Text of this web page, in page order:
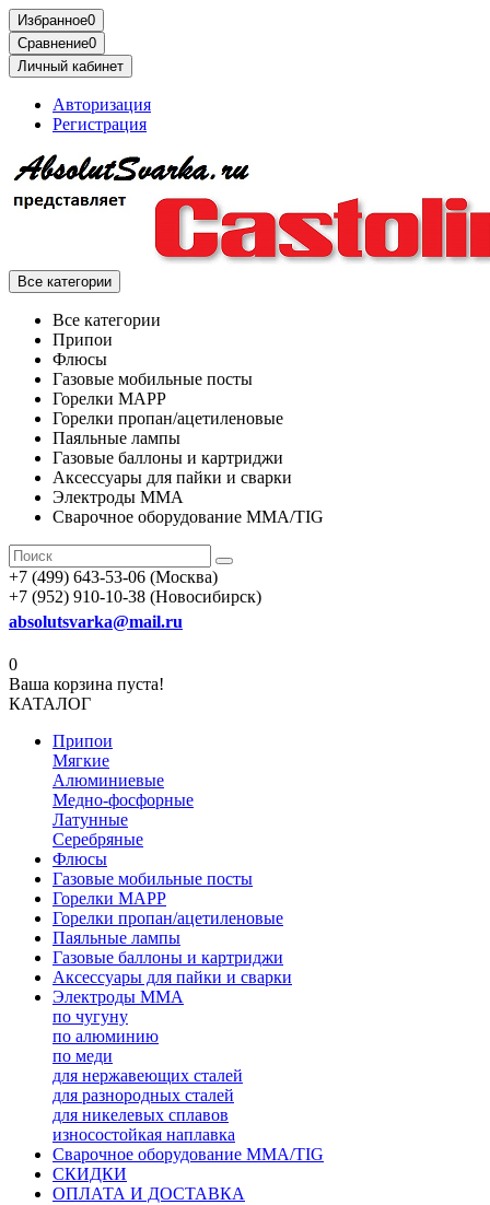
Избранное0
Сравнение0
Личный кабинет
Авторизация
Регистрация
Все категории
Все категории
Припои
Флюсы
Газовые мобильные посты
Горелки MAPP
Горелки пропан/ацетиленовые
Паяльные лампы
Газовые баллоны и картриджи
Аксессуары для пайки и сварки
Электроды MMA
Сварочное оборудование MMA/TIG
+7 (499) 643-53-06 (Москва)
+7 (952) 910-10-38 (Новосибирск)
absolutsvarka@mail.ru
0
Ваша корзина пуста!
КАТАЛОГ
Припои
Мягкие
Алюминиевые
Медно-фосфорные
Латунные
Серебряные
Флюсы
Газовые мобильные посты
Горелки MAPP
Горелки пропан/ацетиленовые
Паяльные лампы
Газовые баллоны и картриджи
Аксессуары для пайки и сварки
Электроды MMA
по чугуну
по алюминию
по меди
для нержавеющих сталей
для разнородных сталей
для никелевых сплавов
износостойкая наплавка
Сварочное оборудование MMA/TIG
СКИДКИ
ОПЛАТА И ДОСТАВКА